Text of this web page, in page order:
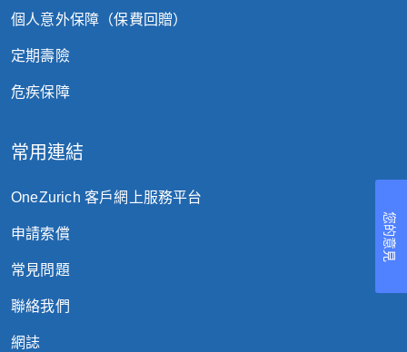
矯正，包括但不限於角膜激光矯視手術
無症狀下的一般身體檢查、定期檢測或篩查
牙科醫生進行的牙科治療及口腔頜面手術的
費用，惟受保人因意外引致在住院期間接受
併發症，包括但不限於墮胎或流產；節育或
恢復生育。
個人意外保障（保費回贈）
定期壽險
危疾保障
常用連結
OneZurich 客戶網上服務平台
申請索償
常見問題
聯絡我們
網誌
您的意見